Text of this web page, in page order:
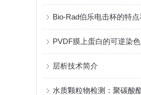
PVDF膜上蛋白的可逆染色
层析技术简介